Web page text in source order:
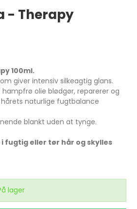
- Therapy
100ml.
giver intensiv silkeagtig glans.
olie blødgør, reparerer og
naturlige fugtbalance
blankt uden at tynge.
fugtig eller tør hår og skylles
lager